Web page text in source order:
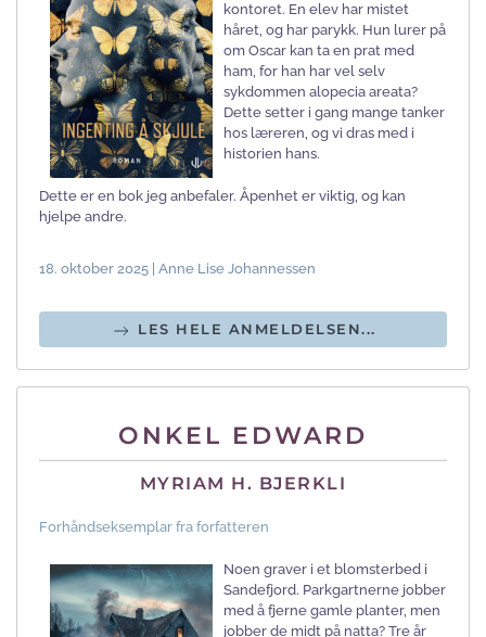
kontoret. En elev har mistet
håret, og har parykk. Hun lurer på
om Oscar kan ta en prat med
ham, for han har vel selv
sykdommen alopecia areata?
Dette setter i gang mange tanker
hos læreren, og vi dras med i
historien hans.
Dette er en bok jeg anbefaler. Åpenhet er viktig, og kan
hjelpe andre.
18. oktober 2025 | Anne Lise Johannessen
LES HELE ANMELDELSEN...
ONKEL EDWARD
MYRIAM H. BJERKLI
Forhåndseksemplar fra forfatteren
Noen graver i et blomsterbed i
Sandefjord. Parkgartnerne jobber
med å fjerne gamle planter, men
jobber de midt på natta? Tre år